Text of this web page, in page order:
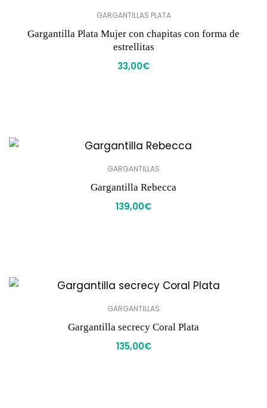
GARGANTILLAS PLATA
Gargantilla Plata Mujer con chapitas con forma de
estrellitas
33,00€
GARGANTILLAS
Gargantilla Rebecca
139,00€
GARGANTILLAS
Gargantilla secrecy Coral Plata
135,00€